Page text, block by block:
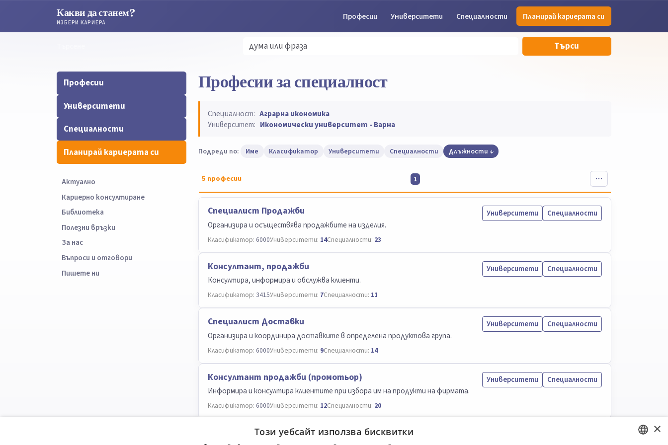
Какви да станем?
ИЗБЕРИ КАРИЕРА
Професии Университети Специалности Планирай кариерата си
Търси
Професии
Университети
Специалности
Планирай кариерата си
Актуално
Кариерно консултиране
Библиотека
Полезни връзки
За нас
Въпроси и отговори
Пишете ни
Професии за специалност
Специалност: Аграрна икономика
Университет: Икономически университет - Варна
Подреди по: Име Класификатор Университети Специалности Длъжности
5 професии 1
Специалист Продажби
Организира и осъществява продажбите на изделия.
Класификатор: 6000Университети: 14Специалности: 23
Университети Специалности
Консултант, продажби
Консултира, информира и обслужва клиенти.
Класификатор: 3415Университети: 7Специалности: 11
Университети Специалности
Специалист Доставки
Организира и координира доставките в определена продуктова група.
Класификатор: 6000Университети: 9Специалности: 14
Университети Специалности
Консултант продажби (промотьор)
Информира и консултира клиентите при избора им на продукти на фирмата.
Класификатор: 6000Университети: 12Специалности: 20
Университети Специалности
Посредник продажби ×
Този уебсайт използва бисквитки